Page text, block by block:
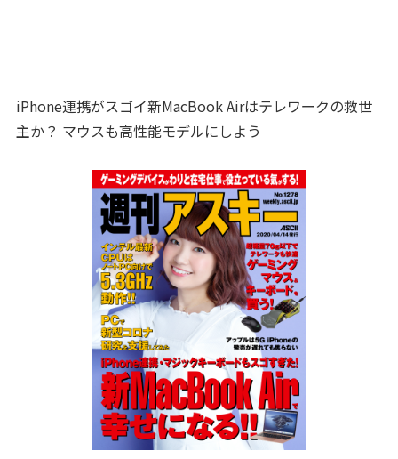
iPhone連携がスゴイ新MacBook Airはテレワークの救世
主か？ マウスも高性能モデルにしよう